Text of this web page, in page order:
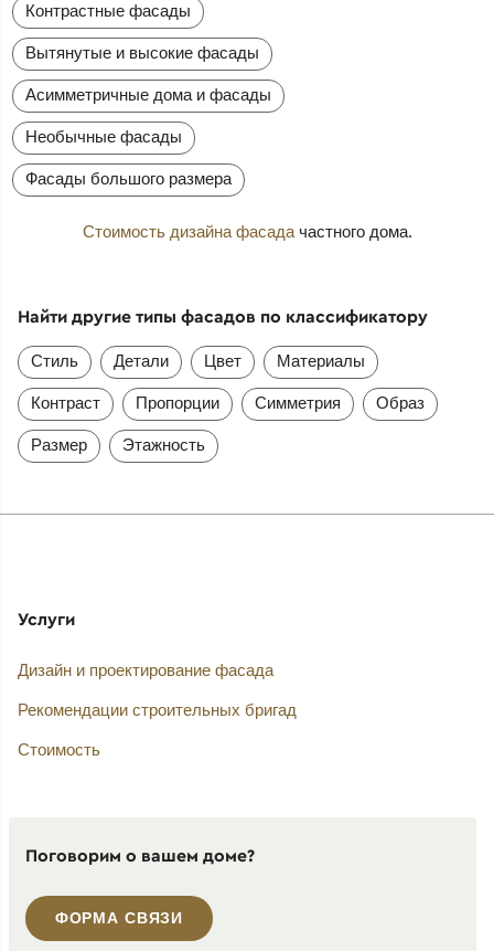
Контрастные фасады
Вытянутые и высокие фасады
Асимметричные дома и фасады
Необычные фасады
Фасады большого размера
Стоимость дизайна фасадачастного дома.
Найти другие типы фасадов по классификатору
Стиль Детали Цвет Материалы
Контраст Пропорции Симметрия Образ
Размер Этажность
Услуги
Дизайн и проектирование фасада
Рекомендации строительных бригад
Стоимость
Поговорим о вашем доме?
ФОРМА СВЯЗИ